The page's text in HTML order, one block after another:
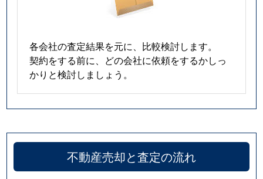
各会社の査定結果を元に、比較検討します。
契約をする前に、どの会社に依頼をするかしっ
かりと検討しましょう。
不動産売却と査定の流れ